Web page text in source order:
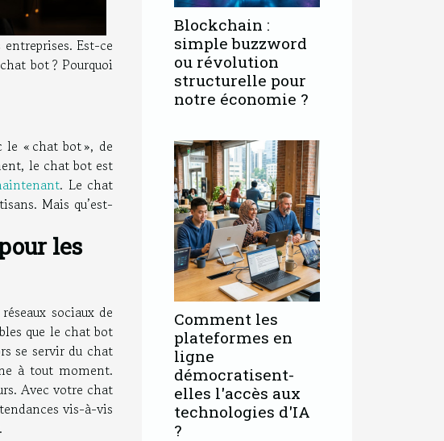
Est-ce
bot ? Pourquoi
le « chat bot », de
le chat bot est
. Le chat
Mais qu’est-
les
sociaux de
que le chat bot
se servir du chat
à tout moment.
Avec votre chat
vis-à-vis
Blockchain :
simple buzzword
ou révolution
structurelle pour
notre économie ?
Comment les
plateformes en
ligne
démocratisent-
elles l'accès aux
technologies d'IA
?